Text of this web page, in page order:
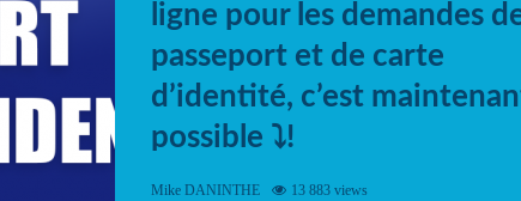
ligne pour les demandes
passeport et de carte
d’identité, c’est
possible ⤵️!
Désormais, il est possible de prendre rendez-
Mike DANINTHE 13 883 views